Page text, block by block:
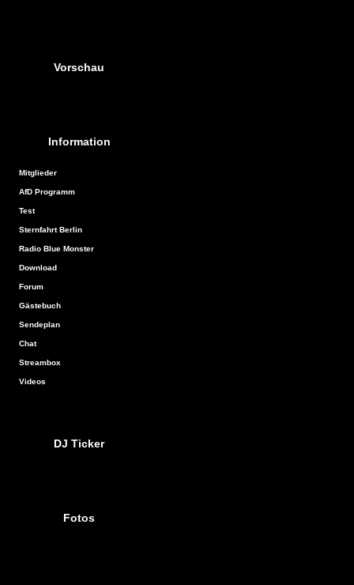
Vorschau
Information
Mitglieder
AfD Programm
Test
Sternfahrt Berlin
Radio Blue Monster
Download
Forum
Gästebuch
Sendeplan
Chat
Streambox
Videos
DJ Ticker
Fotos